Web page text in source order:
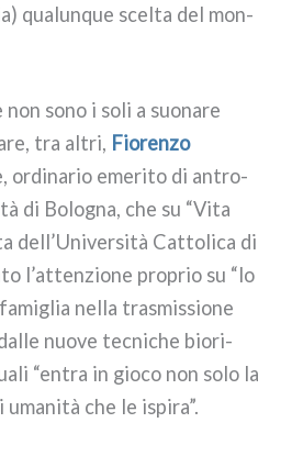
qua­lun­que scel­ta del mon­
sono i soli a suo­na­re
tra altri, Fiorenzo
ordi­na­rio eme­ri­to di antro­
di Bologna, che su “Vita
dell’Università Cattolica di
l’attenzione pro­prio su “lo
nel­la tra­smis­sio­ne
nuo­ve tec­ni­che bio­ri­
“entra in gio­co non solo la
uma­ni­tà che le ispi­ra”.